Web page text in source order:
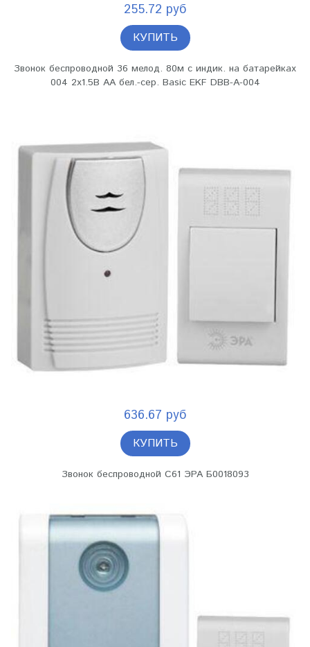
255.72 руб
КУПИТЬ
Звонок беспроводной 36 мелод. 80м с индик. на батарейках
004 2х1.5В АA бел.-сер. Basic EKF DBB-A-004
636.67 руб
КУПИТЬ
Звонок беспроводной C61 ЭРА Б0018093